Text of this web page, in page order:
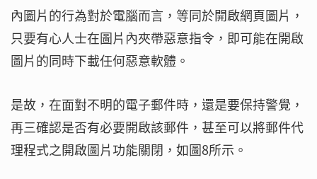
內圖片的行為對於電腦而言，等同於開啟網頁圖片，
只要有心人士在圖片內夾帶惡意指令，即可能在開啟
圖片的同時下載任何惡意軟體。
是故，在面對不明的電子郵件時，還是要保持警覺，
再三確認是否有必要開啟該郵件，甚至可以將郵件代
理程式之開啟圖片功能關閉，如圖8所示。